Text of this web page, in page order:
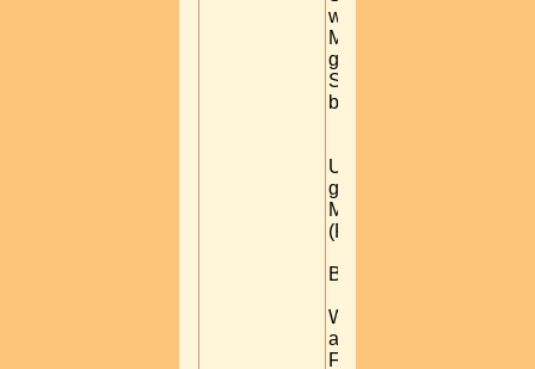
wir Euch 1x im
Monat einen
gemütlichen
Stammtisch
bieten.
Und wir starten
gleich am 17.
Mai 2007
(Feiertag)
Beginn 18h30
Wo? ja das ist
auch immer die
Frage.. wo kann